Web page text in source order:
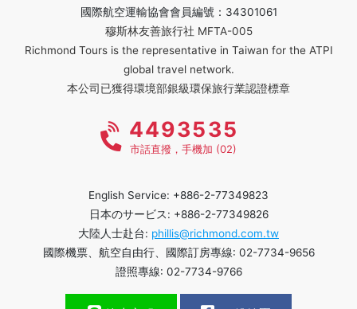
國際航空運輸協會會員編號：34301061
穆斯林友善旅行社 MFTA-005
Richmond Tours is the representative in Taiwan for the ATPI
global travel network.
本公司已獲得環境部銀級環保旅行業認證標章
4493535
市話直撥，手機加 (02)
English Service: +886-2-77349823
日本のサービス: +886-2-77349826
大陸人士赴台: phillis@richmond.com.tw
國際機票、航空自由行、國際訂房專線: 02-7734-9656
證照專線: 02-7734-9766